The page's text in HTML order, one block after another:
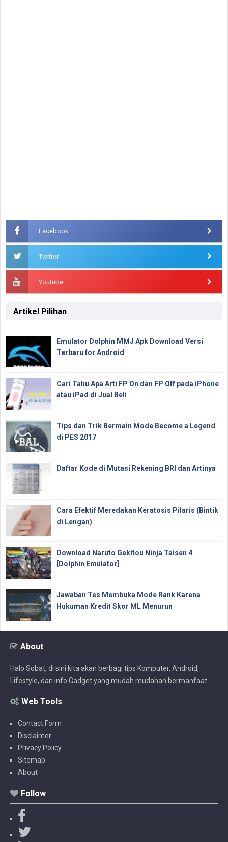
Facebook
Twitter
Youtube
Artikel Pilihan
Emulator Dolphin MMJ Apk Download Versi
Terbaru for Android
Cari Tahu Apa Arti FP On dan FP Off pada iPhone
atau iPad di Jual Beli
Tips dan Trik Bermain Mode Become a Legend
di PES 2017
Daftar Kode di Mutasi Rekening BRI dan Artinya
Cara Efektif Meredakan Keratosis Pilaris (Bintik
di Lengan)
Download Naruto Gekitou Ninja Taisen 4
[Dolphin Emulator]
Jawaban Tes Membuka Mode Rank Karena
Hukuman Kredit Skor ML Menurun
About
Halo Sobat, di sini kita akan berbagi tips Komputer, Android,
Lifestyle, dan info Gadget yang mudah mudahan bermanfaat.
Web Tools
Contact Form
Disclaimer
Privacy Policy
Sitemap
About
Follow
a
c